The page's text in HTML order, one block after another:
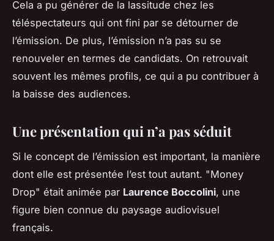
Cela a pu générer de la lassitude chez les
téléspectateurs qui ont fini par se détourner de
l’émission. De plus, l’émission n’a pas su se
renouveler en termes de candidats. On retrouvait
souvent les mêmes profils, ce qui a pu contribuer à
la baisse des audiences.
Une présentation qui n’a pas séduit
Si le concept de l’émission est important, la manière
dont elle est présentée l’est tout autant. "Money
Drop" était animée par Laurence Boccolini, une
figure bien connue du paysage audiovisuel
français.